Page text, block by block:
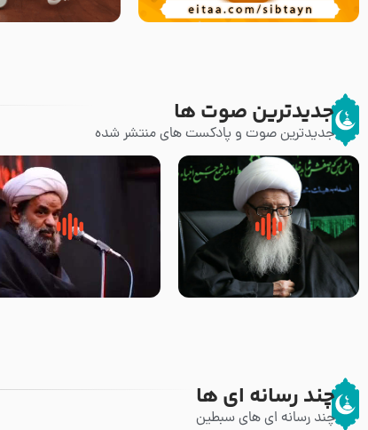
جدیدترین صوت ها
جدیدترین صوت و پادکست های منتشر شده
زوّار اربعین امام حسین (علیه
السلام) با این اشتیاق به زیارت
روضه جانسوز پاره های جگر امام
حسن مجتبی علیه السلام-حجت
چند رسانه ای ها
چند رسانه ای های سبطین